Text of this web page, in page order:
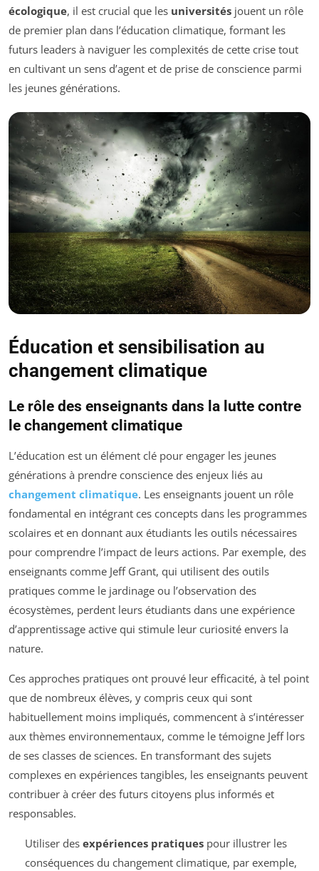
écologique, il est crucial que les universités jouent un rôle
de premier plan dans l’éducation climatique, formant les
futurs leaders à naviguer les complexités de cette crise tout
en cultivant un sens d’agent et de prise de conscience parmi
les jeunes générations.
Éducation et sensibilisation au
changement climatique
Le rôle des enseignants dans la lutte contre
le changement climatique
L’éducation est un élément clé pour engager les jeunes
générations à prendre conscience des enjeux liés au
changement climatique. Les enseignants jouent un rôle
fondamental en intégrant ces concepts dans les programmes
scolaires et en donnant aux étudiants les outils nécessaires
pour comprendre l’impact de leurs actions. Par exemple, des
enseignants comme Jeff Grant, qui utilisent des outils
pratiques comme le jardinage ou l’observation des
écosystèmes, perdent leurs étudiants dans une expérience
d’apprentissage active qui stimule leur curiosité envers la
nature.
Ces approches pratiques ont prouvé leur efficacité, à tel point
que de nombreux élèves, y compris ceux qui sont
habituellement moins impliqués, commencent à s’intéresser
aux thèmes environnementaux, comme le témoigne Jeff lors
de ses classes de sciences. En transformant des sujets
complexes en expériences tangibles, les enseignants peuvent
contribuer à créer des futurs citoyens plus informés et
responsables.
Utiliser des expériences pratiquespour illustrer les
conséquences du changement climatique, par exemple,